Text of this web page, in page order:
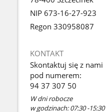
NIP 673-16-27-923
Regon 330958087
KONTAKT
Skontaktuj się z nami
pod numerem:
94 37 307 50
W dni robocze
w godzinach: 07:30 -15:30